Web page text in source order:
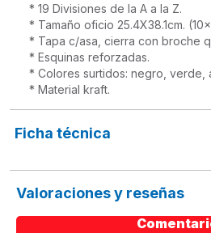
* 19 Divisiones de la A a la Z.
* Tamaño oficio 25.4X38.1cm.
* Tapa c/asa, cierra con broche
* Esquinas reforzadas.
* Colores surtidos: negro, verde,
* Material kraft.
Ficha técnica
Valoraciones y reseñas